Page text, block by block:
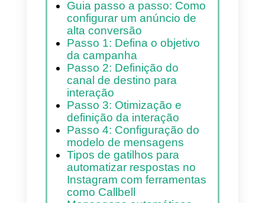
Indice
Por que anúncios sem
estratégia não convertem
no Instagram?
Guia passo a passo: Como
configurar um anúncio de
alta conversão
Passo 1: Defina o objetivo
da campanha
Passo 2: Definição do
canal de destino para